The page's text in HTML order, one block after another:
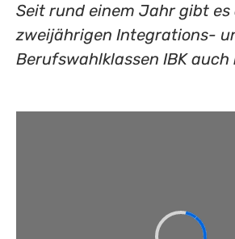
Seit rund einem Jahr gibt es
zweijährigen Integrations-
Berufswahlklassen IBK auch